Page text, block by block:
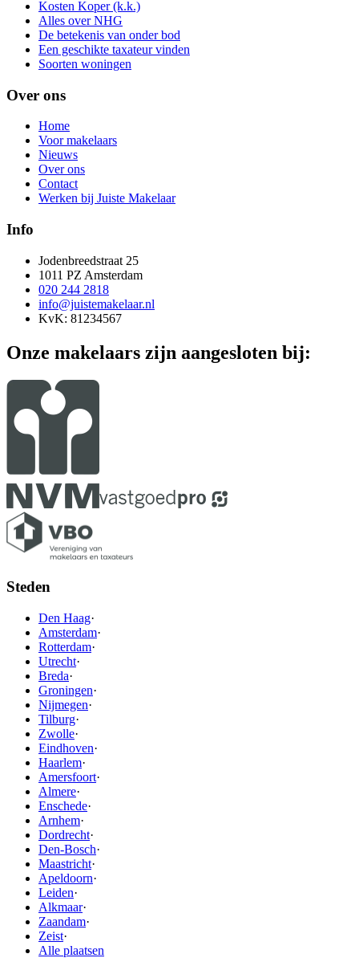
Kosten Koper (k.k.)
Alles over NHG
De betekenis van onder bod
Een geschikte taxateur vinden
Soorten woningen
Over ons
Home
Voor makelaars
Nieuws
Over ons
Contact
Werken bij Juiste Makelaar
Info
Jodenbreedstraat 25
1011 PZ Amsterdam
020 244 2818
info@juistemakelaar.nl
KvK: 81234567
Onze makelaars zijn aangesloten bij:
Steden
Den Haag·
Amsterdam·
Rotterdam·
Utrecht·
Breda·
Groningen·
Nijmegen·
Tilburg·
Zwolle·
Eindhoven·
Haarlem·
Amersfoort·
Almere·
Enschede·
Arnhem·
Dordrecht·
Den-Bosch·
Maastricht·
Apeldoorn·
Leiden·
Alkmaar·
Zaandam·
Zeist·
Alle plaatsen